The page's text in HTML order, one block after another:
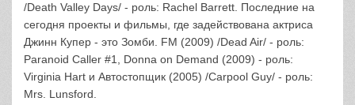
/Death Valley Days/ - роль: Rachel Barrett. Последние на
сегодня проекты и фильмы, где задействована актриса
Джинн Купер - это Зомби. FM (2009) /Dead Air/ - роль:
Paranoid Caller #1, Donna on Demand (2009) - роль:
Virginia Hart и Автостопщик (2005) /Carpool Guy/ - роль:
Mrs. Lunsford.